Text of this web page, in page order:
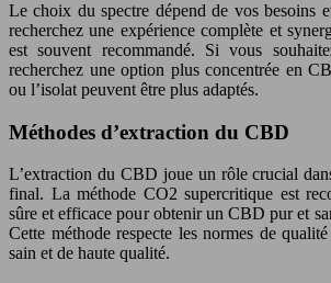
Le choix du spectre dépend de vos besoins
recherchez une expérience complète et
est souvent recommandé. Si vous
recherchez une option plus concentrée en
ou l’isolat peuvent être plus adaptés.
Méthodes d’extraction du CBD
L’extraction du CBD joue un rôle crucial
final. La méthode CO2 supercritique est
sûre et efficace pour obtenir un CBD pur et
Cette méthode respecte les normes de
sain et de haute qualité.